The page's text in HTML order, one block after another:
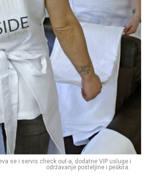
se i servis check out-a, dodatne VIP usluge i
održavanje posteljine i peškira.